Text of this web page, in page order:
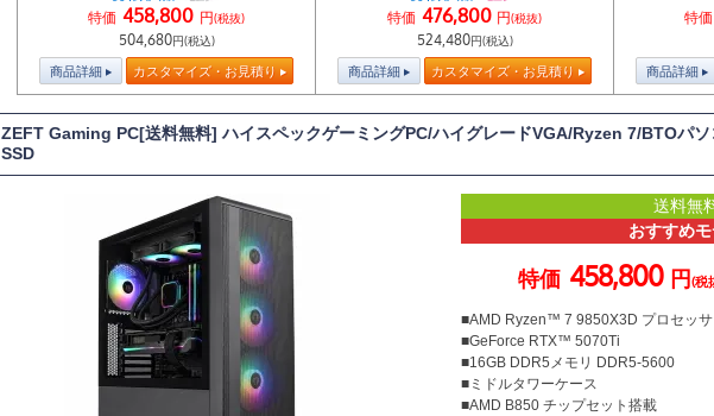
特価 458,800 円(税抜)
504,680円(税込)
商品詳細 カスタマイズ・お見積り
特価 476,800 円(税抜)
524,480円(税込)
商品詳細 カスタマイズ・お見積り
特価
商品詳細
ZEFT Gaming PC[送料無料] ハイスペックゲーミングPC/ハイグレードVGA/Ryzen 7/BTOパ
SSD
送料無
おすすめ
特価 458,800 円(税
■AMD Ryzen™ 7 9850X3D プロセッサ
■GeForce RTX™ 5070Ti
■16GB DDR5メモリ DDR5-5600
■ミドルタワーケース
■AMD B850 チップセット搭載